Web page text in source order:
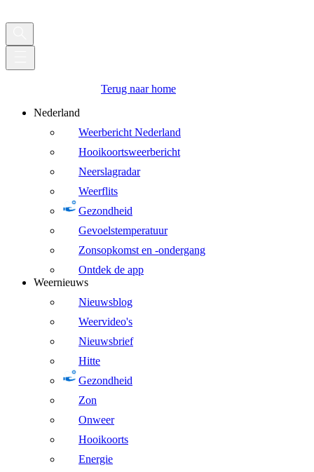
Terug naar home
Nederland
Weerbericht Nederland
Hooikoortsweerbericht
Neerslagradar
Weerflits
Gezondheid
Gevoelstemperatuur
Zonsopkomst en -ondergang
Ontdek de app
Weernieuws
Nieuwsblog
Weervideo's
Nieuwsbrief
Hitte
Gezondheid
Zon
Onweer
Hooikoorts
Energie